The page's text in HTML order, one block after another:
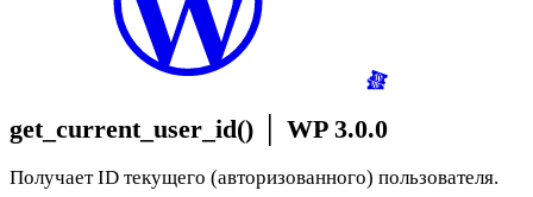
get_current_user_id() WP 3.0.0
Получает ID текущего (авторизованного) пользователя.